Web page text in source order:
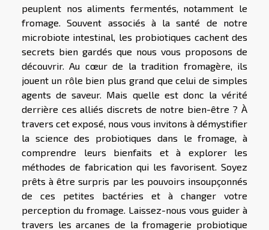
peuplent nos aliments fermentés, notamment le
fromage. Souvent associés à la santé de notre
microbiote intestinal, les probiotiques cachent des
secrets bien gardés que nous vous proposons de
découvrir. Au cœur de la tradition fromagère, ils
jouent un rôle bien plus grand que celui de simples
agents de saveur. Mais quelle est donc la vérité
derrière ces alliés discrets de notre bien-être ? À
travers cet exposé, nous vous invitons à démystifier
la science des probiotiques dans le fromage, à
comprendre leurs bienfaits et à explorer les
méthodes de fabrication qui les favorisent. Soyez
prêts à être surpris par les pouvoirs insoupçonnés
de ces petites bactéries et à changer votre
perception du fromage. Laissez-nous vous guider à
travers les arcanes de la fromagerie probiotique